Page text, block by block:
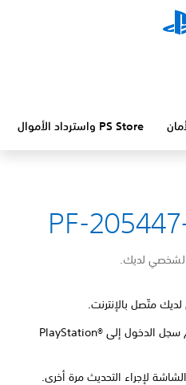
PS Store واسترداد الأموال
الشخصي لديك.
متّصل بالإنترنت.
ابدأ تشغيل اللعبة مرة أخرى، ثم سجل الدخول إلى PlayStation®‎
لإجراء التحديث مرة أخرى.